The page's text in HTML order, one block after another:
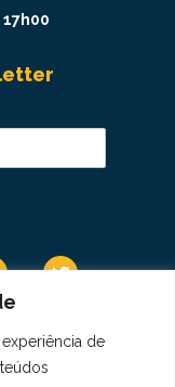
de
17h00
acordo